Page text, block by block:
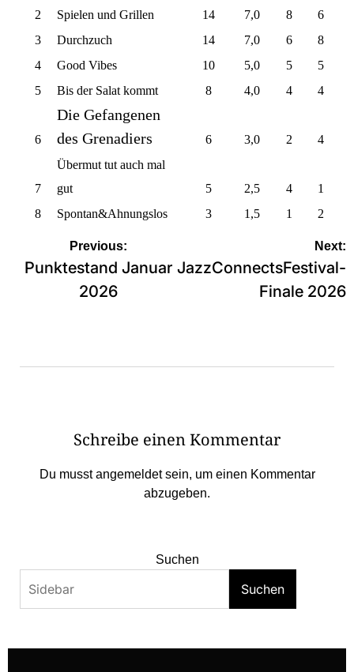
2
Spielen und Grillen 14 7,0 8
6
3
Durchzuch 14 7,0 6
8
4
Good Vibes 10 5,0 5
5
5
Bis der Salat kommt 8 4,0 4 4
6
Die Gefangenen
des Grenadiers
6 3,0 2 4
7
Übermut tut auch mal
gut
5 2,5 4
1
8
Spontan&Ahnungslos 3 1,5 1 2
Beitragsnavigation
Previous:
Punktestand Januar
2026
Next:
JazzConnectsFestival-
Finale 2026
Schreibe einen Kommentar
Du musstangemeldetsein, um einen Kommentar
abzugeben.
Suchen
Suchen